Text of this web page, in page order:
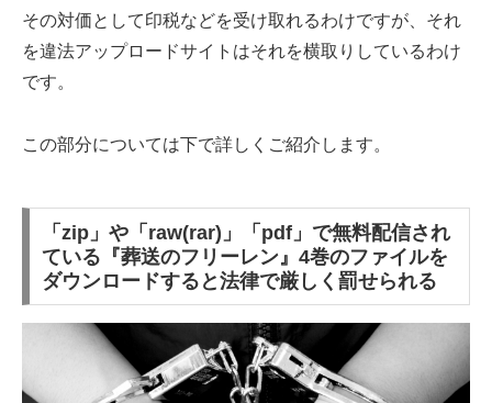
その対価として印税などを受け取れるわけですが、それ
を違法アップロードサイトはそれを横取りしているわけ
です。
この部分については下で詳しくご紹介します。
「zip」や「raw(rar)」「pdf」で無料配信され
ている『葬送のフリーレン』4巻のファイルを
ダウンロードすると法律で厳しく罰せられる